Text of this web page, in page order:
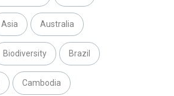
Asia Australia
Biodiversity Brazil
Cambodia